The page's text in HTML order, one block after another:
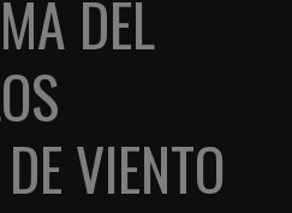
DEL
VIENTO